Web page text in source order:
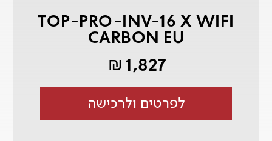
TOP-PRO-INV-16 X WIFI
CARBON EU
1,827
₪
לפרטים ולרכישה